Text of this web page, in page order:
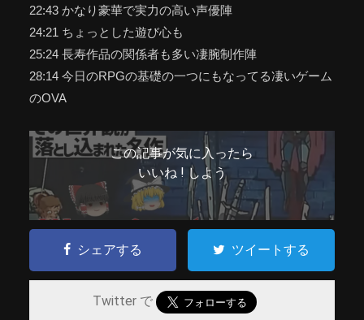
22:43 かなり豪華で実力の高い声優陣
24:21 ちょっとした遊び心も
25:24 長寿作品の関係者も多い凄腕制作陣
28:14 今日のRPGの基礎の一つにもなってる凄いゲーム
のOVA
この記事が気に入ったら
いいね ! しよう
シェアする ツイートする
Twitter で